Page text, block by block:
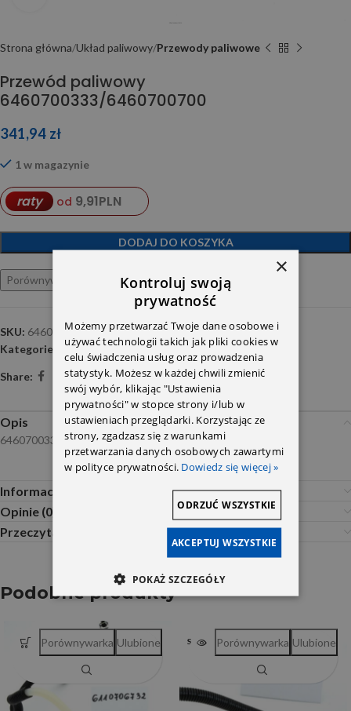
Strona główna Układ paliwowy Przewody paliwowe
Przewód paliwowy
6460700333/6460700700
341,94 zł
1 w magazynie
raty od 9,91PLN
DODAJ DO KOSZYKA
Porównywarka Ulubione
SKU: 6460700700
Kategorie:
Przewody paliwowe Układ wtryskowy
Share:
Opis
6460700333 6460700700
Informacje dodatkowe
Opinie (0)
Przeczytaj Przed Zakupem
Podobne produkty
Porównywarka Ulubione SOLD OUTPorównywarka Ulubione
×
Kontroluj swoją
prywatność
Możemy przetwarzać Twoje dane osobowe i
używać technologii takich jak pliki cookies w
celu świadczenia usług oraz prowadzenia
statystyk. Możesz w każdej chwili zmienić
swój wybór, klikając "Ustawienia
prywatności" w stopce strony i/lub w
ustawieniach przeglądarki. Korzystając ze
strony, zgadzasz się z warunkami
przetwarzania danych osobowych zawartymi
w polityce prywatności. Dowiedz się więcej »
AKCEPTUJ WSZYSTKIE
ODRZUĆ WSZYSTKIE
POKAŻ SZCZEGÓŁY